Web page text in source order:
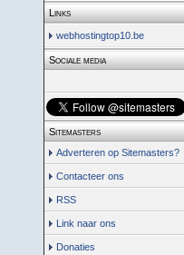
Links
webhostingtop10.be
Sociale media
Sitemasters
Adverteren op Sitemasters?
Contacteer ons
RSS
Link naar ons
Donaties